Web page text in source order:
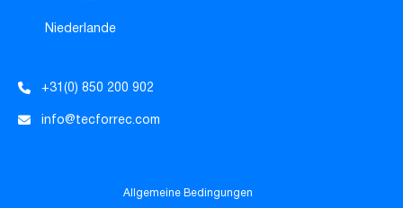
Niederlande
+31(0) 850 200 902
info@tecforrec.com
Allgemeine Bedingungen